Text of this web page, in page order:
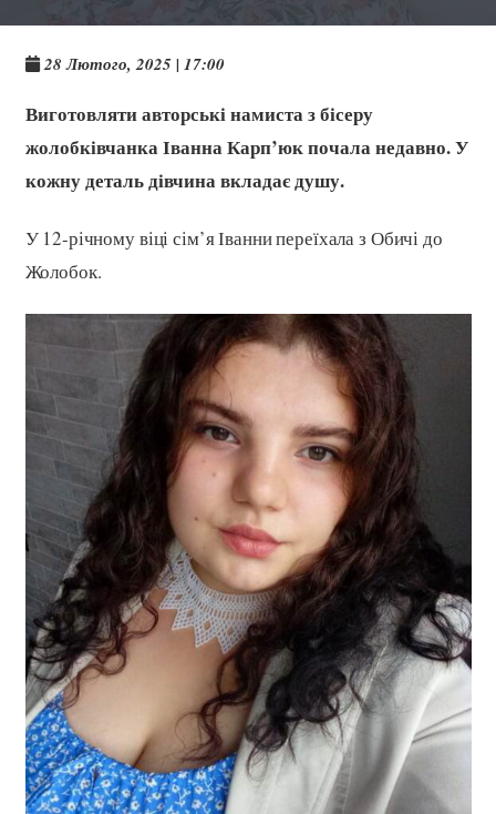
28 Лютого, 2025 | 17:00
Виготовляти авторські намиста з бісеру
жолобківчанка Іванна Карп’юк почала недавно. У
кожну деталь дівчина вкладає душу.
У 12-річному віці сім’я Іванни переїхала з Обичі до
Жолобок.